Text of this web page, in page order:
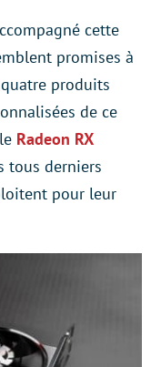
cette
promises à
produits
de ce
Radeon RX
tous derniers
pour leur